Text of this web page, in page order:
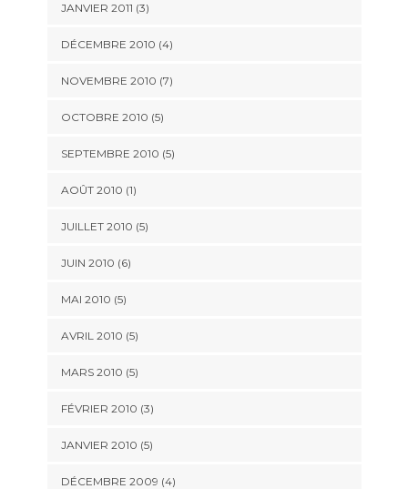
JANVIER 2011 (3)
DÉCEMBRE 2010 (4)
NOVEMBRE 2010 (7)
OCTOBRE 2010 (5)
SEPTEMBRE 2010 (5)
AOÛT 2010 (1)
JUILLET 2010 (5)
JUIN 2010 (6)
MAI 2010 (5)
AVRIL 2010 (5)
MARS 2010 (5)
FÉVRIER 2010 (3)
JANVIER 2010 (5)
DÉCEMBRE 2009 (4)